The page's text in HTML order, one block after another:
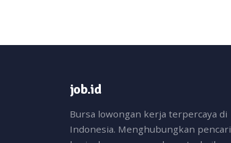
job.id
Bursa lowongan kerja terpercaya di
Indonesia. Menghubungkan pencari